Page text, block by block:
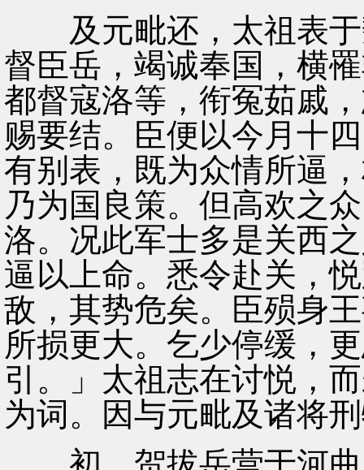
及元毗还，太祖表于
督臣岳，竭诚奉国，横
都督寇洛等，衔冤茹戚
赐要结。臣便以今月十
有别表，既为众情所逼
乃为国良策。但高欢之
洛。况此军士多是关西
逼以上命。悉令赴关，
敌，其势危矣。臣殒身
所损更大。乞少停缓，
引。」太祖志在讨悦，
为词。因与元毗及诸将